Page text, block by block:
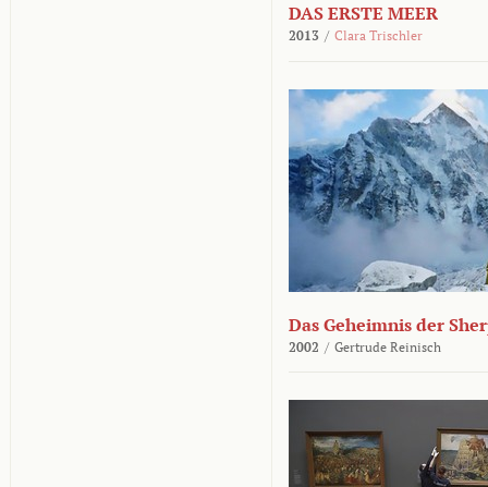
DAS ERSTE MEER
2013 / Clara Trischler
Das Geheimnis der
2002 / Gertrude Reinisch